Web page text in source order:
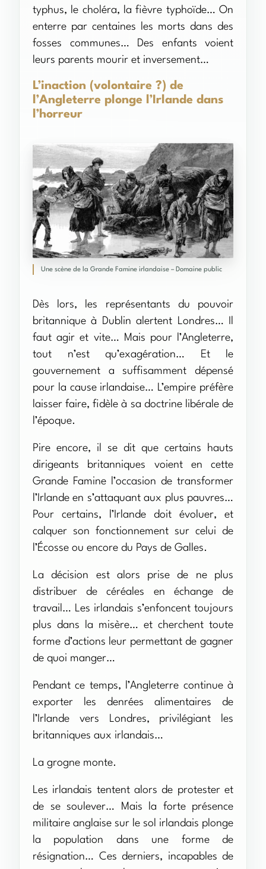
typhus, le choléra, la fièvre typhoïde… On
enterre par centaines les morts dans des
fosses communes… Des enfants voient
leurs parents mourir et inversement…
L’inaction (volontaire ?) de
l’Angleterre plonge l’Irlande dans
l’horreur
Une scène de la Grande Famine irlandaise – Domaine public
Dès lors, les représentants du pouvoir
britannique à Dublin alertent Londres… Il
faut agir et vite… Mais pour l’Angleterre,
tout n’est qu’exagération… Et le
gouvernement a suffisamment dépensé
pour la cause irlandaise… L’empire préfère
laisser faire, fidèle à sa doctrine libérale de
l’époque.
Pire encore, il se dit que certains hauts
dirigeants britanniques voient en cette
Grande Famine l’occasion de transformer
l’Irlande en s’attaquant aux plus pauvres…
Pour certains, l’Irlande doit évoluer, et
calquer son fonctionnement sur celui de
l’Écosse ou encore du Pays de Galles.
La décision est alors prise de ne plus
distribuer de céréales en échange de
travail… Les irlandais s’enfoncent toujours
plus dans la misère… et cherchent toute
forme d’actions leur permettant de gagner
de quoi manger…
Pendant ce temps, l’Angleterre continue à
exporter les denrées alimentaires de
l’Irlande vers Londres, privilégiant les
britanniques aux irlandais…
La grogne monte.
Les irlandais tentent alors de protester et
de se soulever… Mais la forte présence
militaire anglaise sur le sol irlandais plonge
la population dans une forme de
résignation… Ces derniers, incapables de